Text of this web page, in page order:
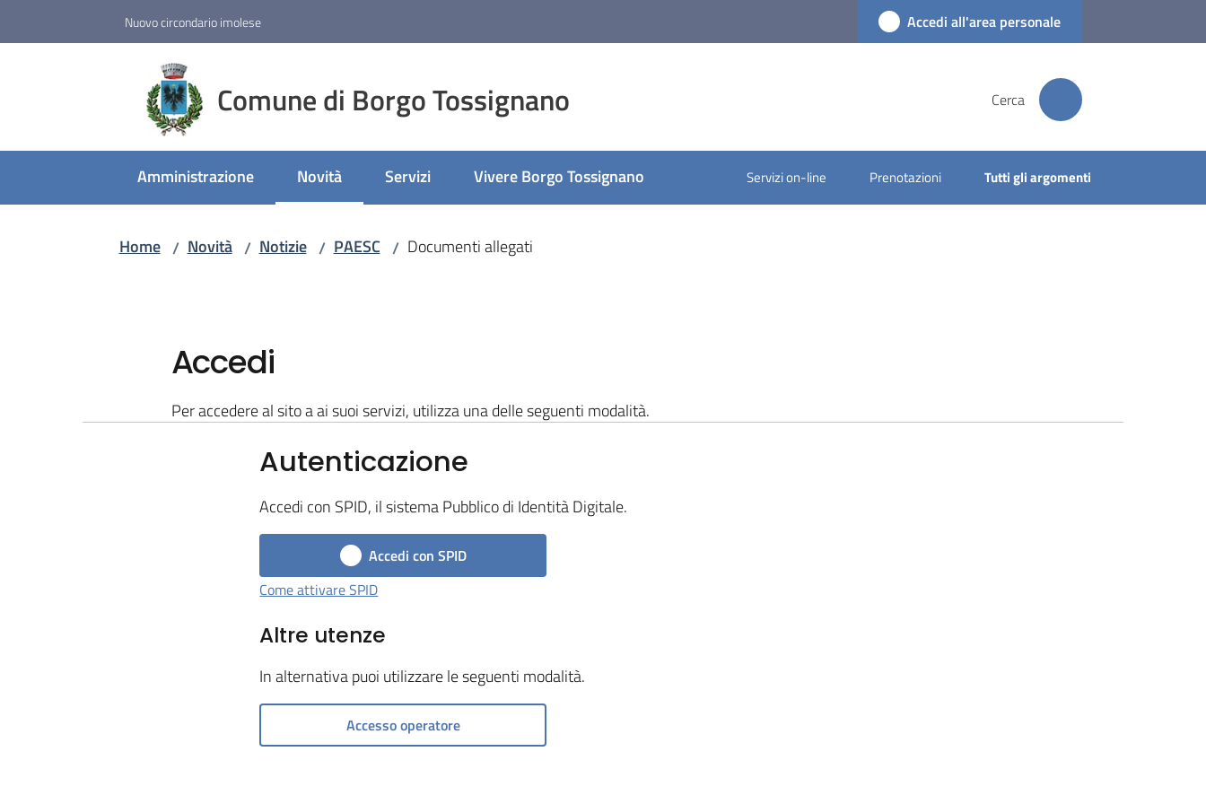
Nuovo circondario imolese Accedi all'area personale
Comune di Borgo Tossignano Cerca
Amministrazione Novità
Menu selezionato
Servizi Vivere Borgo Tossignano Servizi on-line Prenotazioni Tutti gli argomenti
Home / Novità / Notizie / PAESC / Documenti allegati
Accedi
Per accedere al sito a ai suoi servizi, utilizza una delle seguenti modalità.
Autenticazione
Accedi con SPID, il sistema Pubblico di Identità Digitale.
Accedi con SPID
Come attivare SPID
Altre utenze
In alternativa puoi utilizzare le seguenti modalità.
Accesso operatore